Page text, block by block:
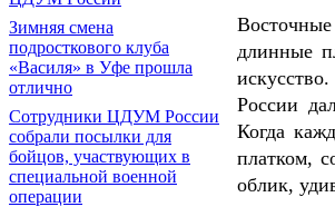
Зимняя смена
подросткового клуба
«Василя» в Уфе прошла
отлично
Сотрудники ЦДУМ России
собрали посылки для
бойцов, участвующих в
специальной военной
операции
длинные
России
Когда
платком,
облик,